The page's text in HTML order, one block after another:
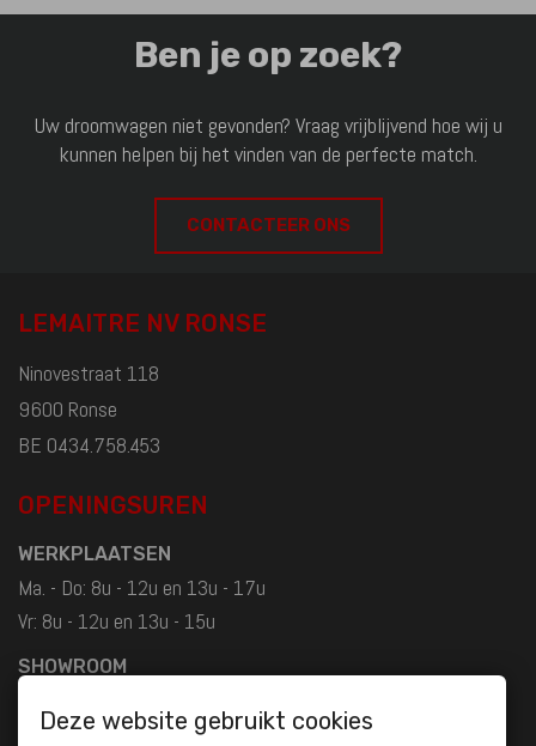
Ben je op zoek?
Uw droomwagen niet gevonden? Vraag vrijblijvend hoe wij u
kunnen helpen bij het vinden van de perfecte match.
CONTACTEER ONS
LEMAITRE NV RONSE
Ninovestraat 118
9600 Ronse
BE 0434.758.453
OPENINGSUREN
WERKPLAATSEN
Ma. - Do: 8u - 12u en 13u - 17u
Vr: 8u - 12u en 13u - 15u
SHOWROOM
Vr: 8u30 - 12u en 13u - 17u30
Deze website gebruikt cookies